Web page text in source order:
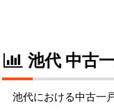
池代 中古
池代における中古一